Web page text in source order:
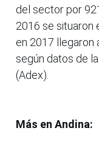
del sector por
2016 se situaron
en 2017 llegaron
según datos de
(Adex).
Más en Andina: